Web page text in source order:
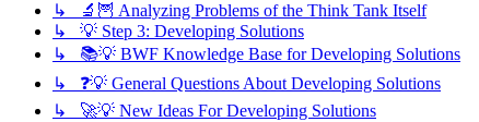
↳ 🔬🦉 Analyzing Problems of the Think Tank Itself
↳ 💡 Step 3: Developing Solutions
↳ 📚💡 BWF Knowledge Base for Developing Solutions
↳ ❓💡 General Questions About Developing Solutions
↳ 🚀💡 New Ideas For Developing Solutions